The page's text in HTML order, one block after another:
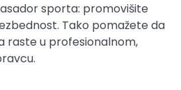
sporta: promovišite
Tako pomažete da
raste u profesionalnom,